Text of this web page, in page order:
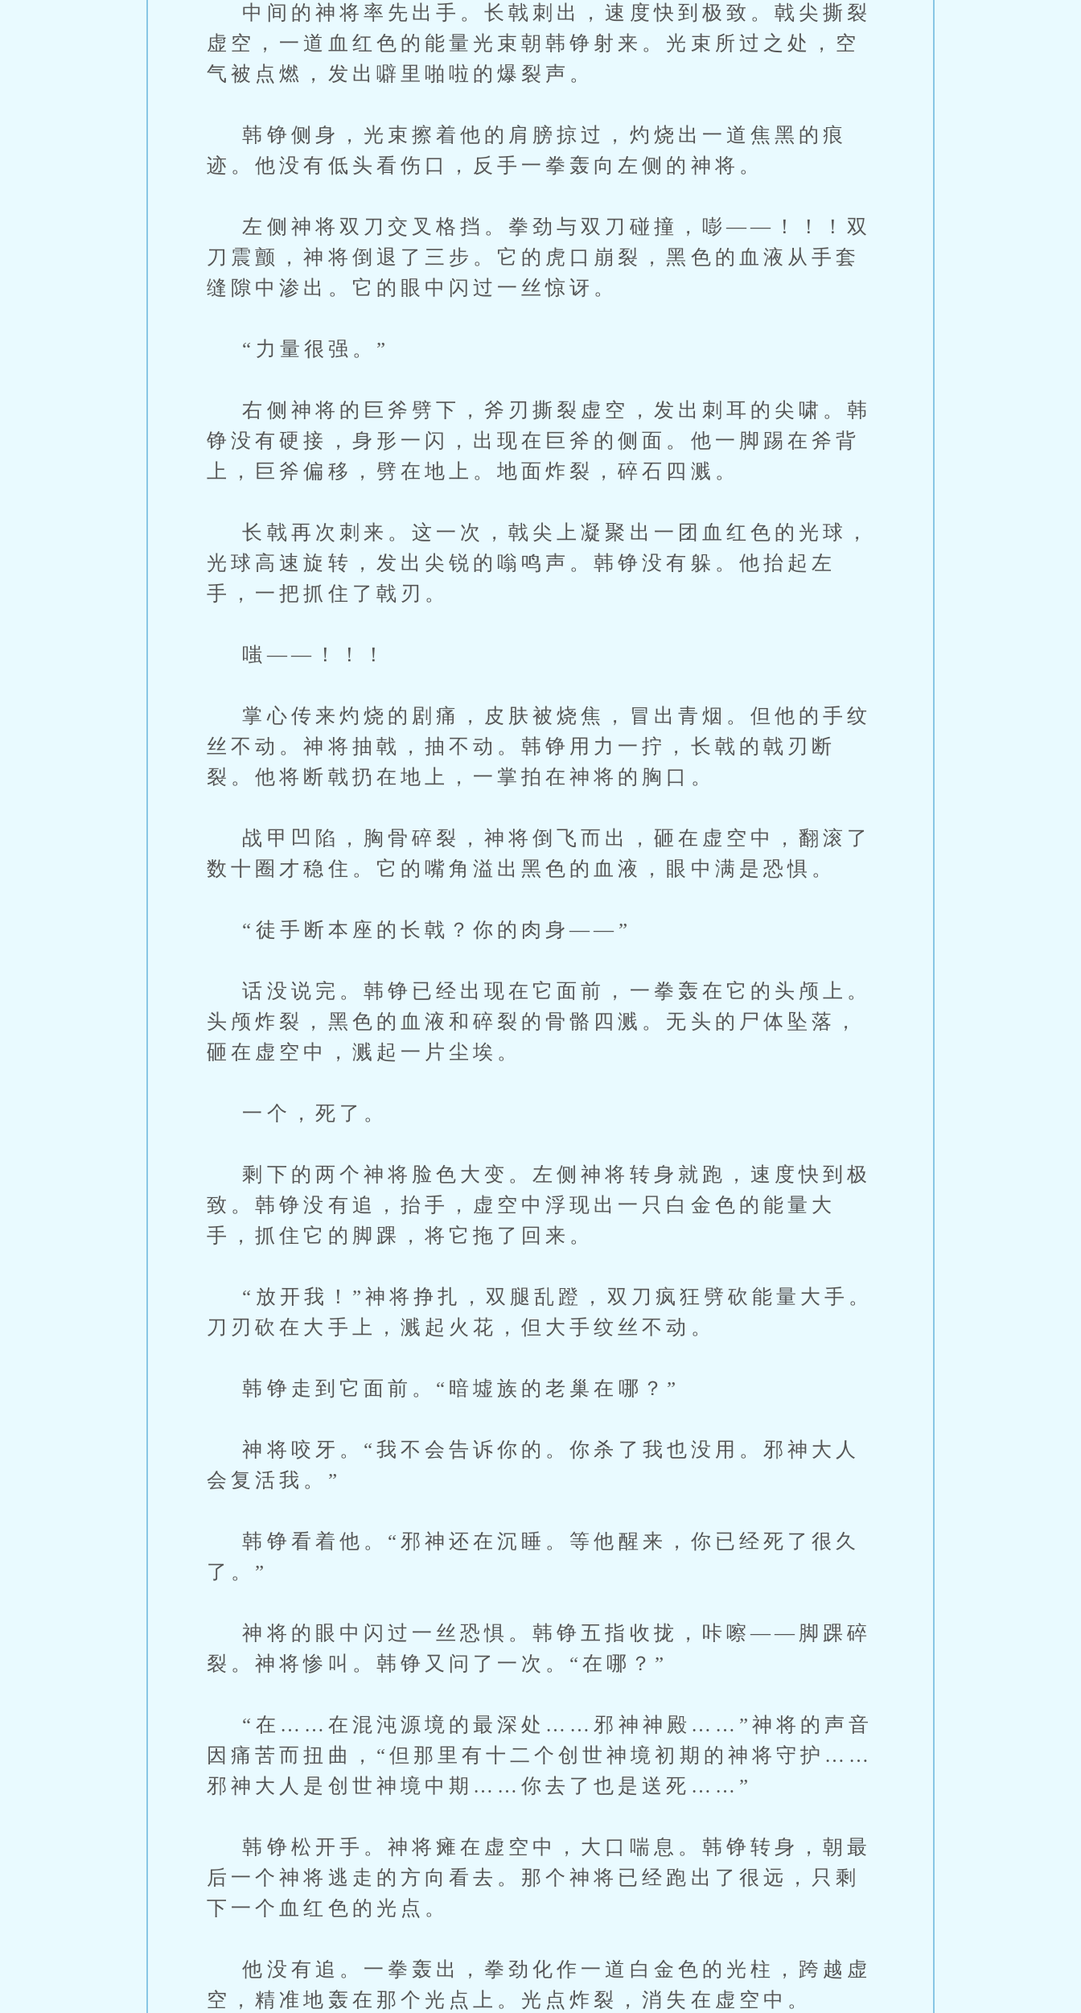
中间的神将率先出手。长戟刺出，速度快到极致。戟尖撕裂
虚空，一道血红色的能量光束朝韩铮射来。光束所过之处，空
气被点燃，发出噼里啪啦的爆裂声。
韩铮侧身，光束擦着他的肩膀掠过，灼烧出一道焦黑的痕
迹。他没有低头看伤口，反手一拳轰向左侧的神将。
左侧神将双刀交叉格挡。拳劲与双刀碰撞，嘭——！！！双
刀震颤，神将倒退了三步。它的虎口崩裂，黑色的血液从手套
缝隙中渗出。它的眼中闪过一丝惊讶。
“力量很强。”
右侧神将的巨斧劈下，斧刃撕裂虚空，发出刺耳的尖啸。韩
铮没有硬接，身形一闪，出现在巨斧的侧面。他一脚踢在斧背
上，巨斧偏移，劈在地上。地面炸裂，碎石四溅。
长戟再次刺来。这一次，戟尖上凝聚出一团血红色的光球，
光球高速旋转，发出尖锐的嗡鸣声。韩铮没有躲。他抬起左
手，一把抓住了戟刃。
嗤——！！！
掌心传来灼烧的剧痛，皮肤被烧焦，冒出青烟。但他的手纹
丝不动。神将抽戟，抽不动。韩铮用力一拧，长戟的戟刃断
裂。他将断戟扔在地上，一掌拍在神将的胸口。
战甲凹陷，胸骨碎裂，神将倒飞而出，砸在虚空中，翻滚了
数十圈才稳住。它的嘴角溢出黑色的血液，眼中满是恐惧。
“徒手断本座的长戟？你的肉身——”
话没说完。韩铮已经出现在它面前，一拳轰在它的头颅上。
头颅炸裂，黑色的血液和碎裂的骨骼四溅。无头的尸体坠落，
砸在虚空中，溅起一片尘埃。
一个，死了。
剩下的两个神将脸色大变。左侧神将转身就跑，速度快到极
致。韩铮没有追，抬手，虚空中浮现出一只白金色的能量大
手，抓住它的脚踝，将它拖了回来。
“放开我！”神将挣扎，双腿乱蹬，双刀疯狂劈砍能量大手。
刀刃砍在大手上，溅起火花，但大手纹丝不动。
韩铮走到它面前。“暗墟族的老巢在哪？”
神将咬牙。“我不会告诉你的。你杀了我也没用。邪神大人
会复活我。”
韩铮看着他。“邪神还在沉睡。等他醒来，你已经死了很久
了。”
神将的眼中闪过一丝恐惧。韩铮五指收拢，咔嚓——脚踝碎
裂。神将惨叫。韩铮又问了一次。“在哪？”
“在……在混沌源境的最深处……邪神神殿……”神将的声音
因痛苦而扭曲，“但那里有十二个创世神境初期的神将守护……
邪神大人是创世神境中期……你去了也是送死……”
韩铮松开手。神将瘫在虚空中，大口喘息。韩铮转身，朝最
后一个神将逃走的方向看去。那个神将已经跑出了很远，只剩
下一个血红色的光点。
他没有追。一拳轰出，拳劲化作一道白金色的光柱，跨越虚
空，精准地轰在那个光点上。光点炸裂，消失在虚空中。